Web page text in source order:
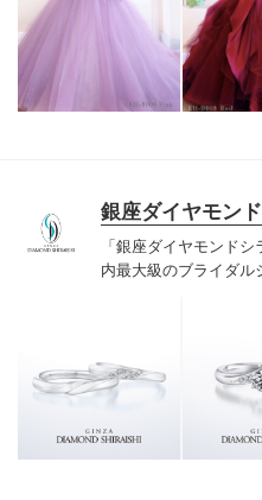
銀座ダイヤモン
「銀座ダイヤモンド
内最大級のブライダル
では国内最大級の700
揃え、ふたりの「似
足の選択ができる指
様にご満足いただけて
のクオリティや購入後
頭でお確かめください。